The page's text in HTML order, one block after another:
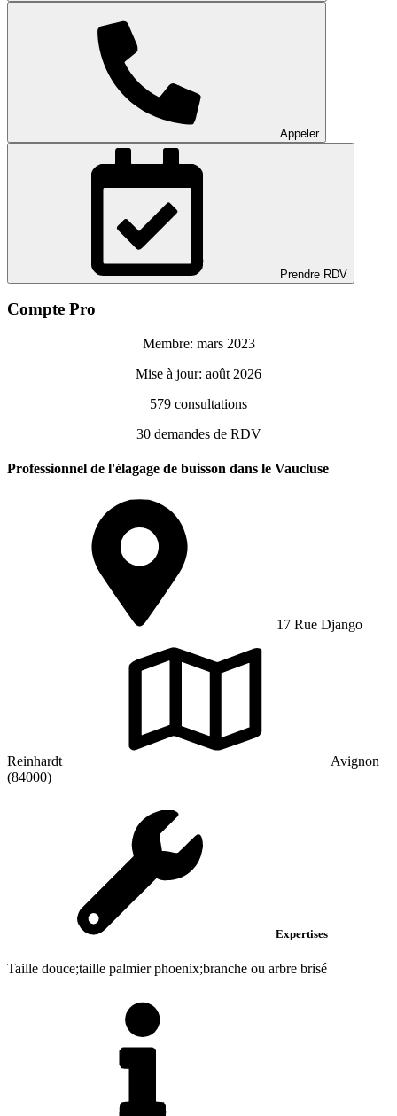
Appeler
Prendre RDV
Compte Pro
Membre: mars 2023
Mise à jour: août 2026
579 consultations
30demandes de RDV
Professionnel de l'élagage de buisson dans le Vaucluse
17 Rue Django
Reinhardt
Avignon
(84000)
Expertises
Taille douce;taille palmier phoenix;branche ou arbre brisé